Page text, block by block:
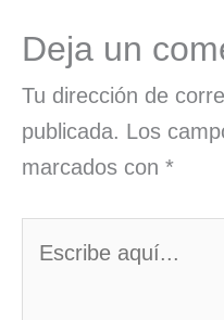
Deja un
Tu dirección de
publicada. Los
marcados con *